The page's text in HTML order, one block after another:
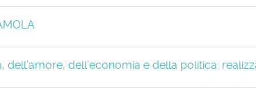
dell’economia e della politica: